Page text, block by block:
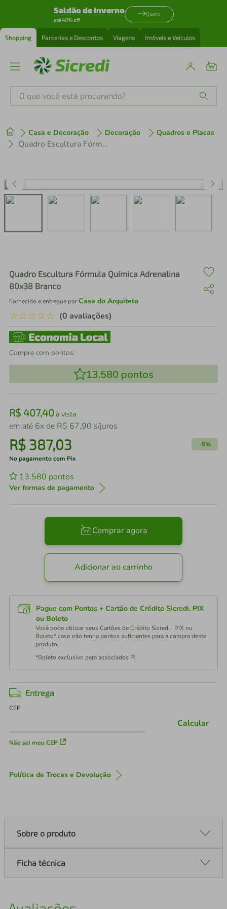
Saldão de inverno
até 40% off
Quero
Shopping Parcerias e Descontos Viagens Imóveis e Veículos
O que você está procurando?
Casa e Decoração Decoração Quadros e Placas
Quadro Escultura Fórmula Química Adrenalina 80x38 Branco
Quadro Escultura Fórmula Química Adrenalina
80x38 Branco
Fornecido e entregue porCasa do Arquiteto
☆☆☆☆☆ (0 avaliações)
Compre com pontos:
13.580 pontos
R$ 407,40à vista
em até 6x de R$ 67,90 s/juros
R$ 387,03 -5%
No pagamento com Pix
13.580 pontos
Ver formas de pagamento
Comprar agora
Adicionar ao carrinho
Pague com Pontos + Cartão de Crédito Sicredi, PIX
ou Boleto
Você pode utilizar seus Cartões de Crédito Sicredi , PIX ou
Boleto* caso não tenha pontos suficientes para a compra deste
produto.
*Boleto exclusivo para associados PJ
Entrega
CEP
Não sei meu CEP
Calcular
Política de Trocas e Devolução
Sobre o produto
Ficha técnica
1º tenis
perfume